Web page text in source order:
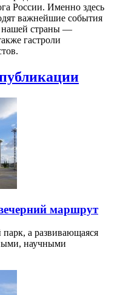
России. Именно здесь
важнейшие события
нашей страны —
гастроли
маршрут
а развивающаяся
научными